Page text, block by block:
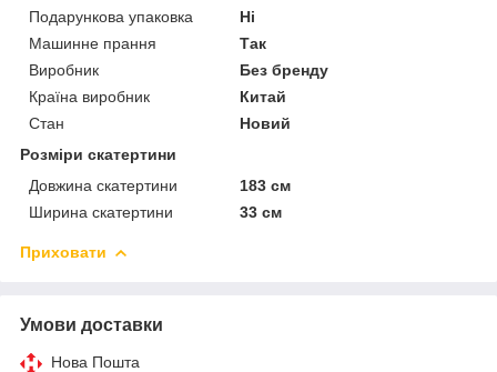
Подарункова упаковка
Ні
Машинне прання
Так
Виробник
Без бренду
Країна виробник
Китай
Стан
Новий
Розміри скатертини
Довжина скатертини
183 см
Ширина скатертини
33 см
Приховати
Умови доставки
Нова Пошта